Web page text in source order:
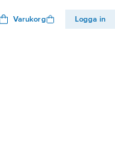
Varukorg Logga in